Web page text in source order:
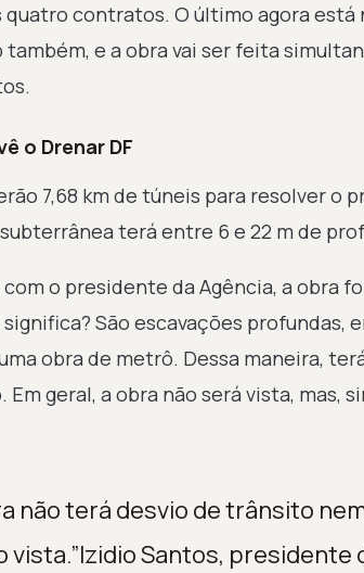
quatro contratos. O último agora
também, e a obra vai ser feita
o Drenar DF
7,68 km de túneis para resolver o
terá entre 6 e 22 m de
com o presidente da Agência, a obra
São escavações profundas,
obra de metrô. Dessa maneira,
Em geral, a obra não será vista, mas,
não terá desvio de trânsito
vista.”Izidio Santos, presidente